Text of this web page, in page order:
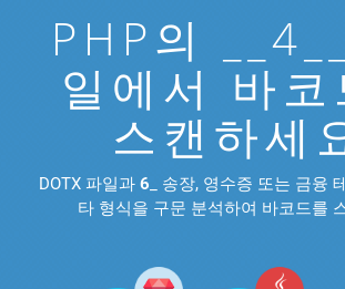
PHP의
일에서 바코
스캔하세
DOTX 파일과 6 _ 송장, 영수증 또는 금융
타 형식을 구문 분석하여 바코드를